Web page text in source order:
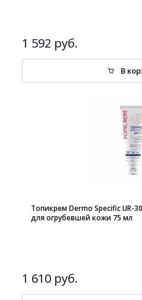
1 592 руб.
В
Топикрем Dermo Specific UR-
для огрубевшей кожи 75 мл
1 610 руб.